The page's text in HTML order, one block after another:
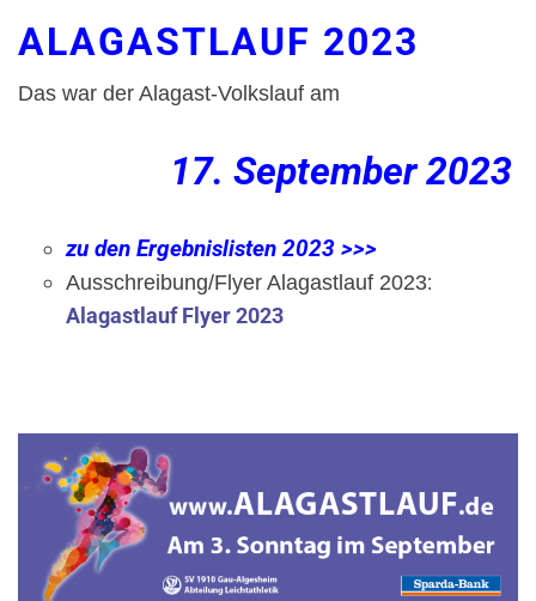
ALAGASTLAUF 2023
Das war der Alagast-Volkslauf am
17. September 2023
zu den Ergebnislisten 2023 >>>
Ausschreibung/Flyer Alagastlauf 2023:
Alagastlauf Flyer 2023